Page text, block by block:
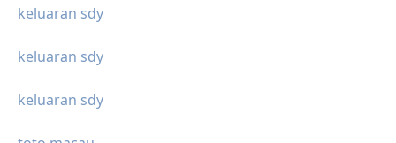
keluaran sdy
keluaran sdy
keluaran sdy